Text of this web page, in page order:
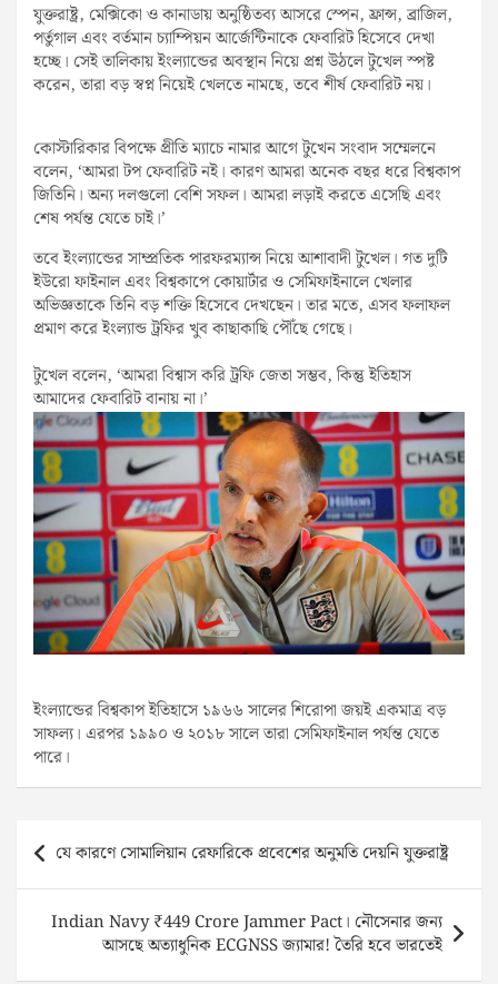
যুক্তরাষ্ট্র, মেক্সিকো ও কানাডায় অনুষ্ঠিতব্য আসরে স্পেন, ফ্রান্স, ব্রাজিল,
পর্তুগাল এবং বর্তমান চ্যাম্পিয়ন আর্জেন্টিনাকে ফেবারিট হিসেবে দেখা
হচ্ছে। সেই তালিকায় ইংল্যান্ডের অবস্থান নিয়ে প্রশ্ন উঠলে টুখেল স্পষ্ট
করেন, তারা বড় স্বপ্ন নিয়েই খেলতে নামছে, তবে শীর্ষ ফেবারিট নয়।
কোস্টারিকার বিপক্ষে প্রীতি ম্যাচে নামার আগে টুখেন সংবাদ সম্মেলনে
বলেন, ‘আমরা টপ ফেবারিট নই। কারণ আমরা অনেক বছর ধরে বিশ্বকাপ
জিতিনি। অন্য দলগুলো বেশি সফল। আমরা লড়াই করতে এসেছি এবং
শেষ পর্যন্ত যেতে চাই।’
তবে ইংল্যান্ডের সাম্প্রতিক পারফরম্যান্স নিয়ে আশাবাদী টুখেল। গত দুটি
ইউরো ফাইনাল এবং বিশ্বকাপে কোয়ার্টার ও সেমিফাইনালে খেলার
অভিজ্ঞতাকে তিনি বড় শক্তি হিসেবে দেখছেন। তার মতে, এসব ফলাফল
প্রমাণ করে ইংল্যান্ড ট্রফির খুব কাছাকাছি পৌঁছে গেছে।
টুখেল বলেন, ‘আমরা বিশ্বাস করি ট্রফি জেতা সম্ভব, কিন্তু ইতিহাস
আমাদের ফেবারিট বানায় না।’
ইংল্যান্ডের বিশ্বকাপ ইতিহাসে ১৯৬৬ সালের শিরোপা জয়ই একমাত্র বড়
সাফল্য। এরপর ১৯৯০ ও ২০১৮ সালে তারা সেমিফাইনাল পর্যন্ত যেতে
পারে।
Post
navigation
যে কারণে সোমালিয়ান রেফারিকে প্রবেশের অনুমতি দেয়নি যুক্তরাষ্ট্র
Indian Navy ₹449 Crore Jammer Pact। নৌসেনার জন্য
আসছে অত্যাধুনিক ECGNSS জ্যামার! তৈরি হবে ভারতেই